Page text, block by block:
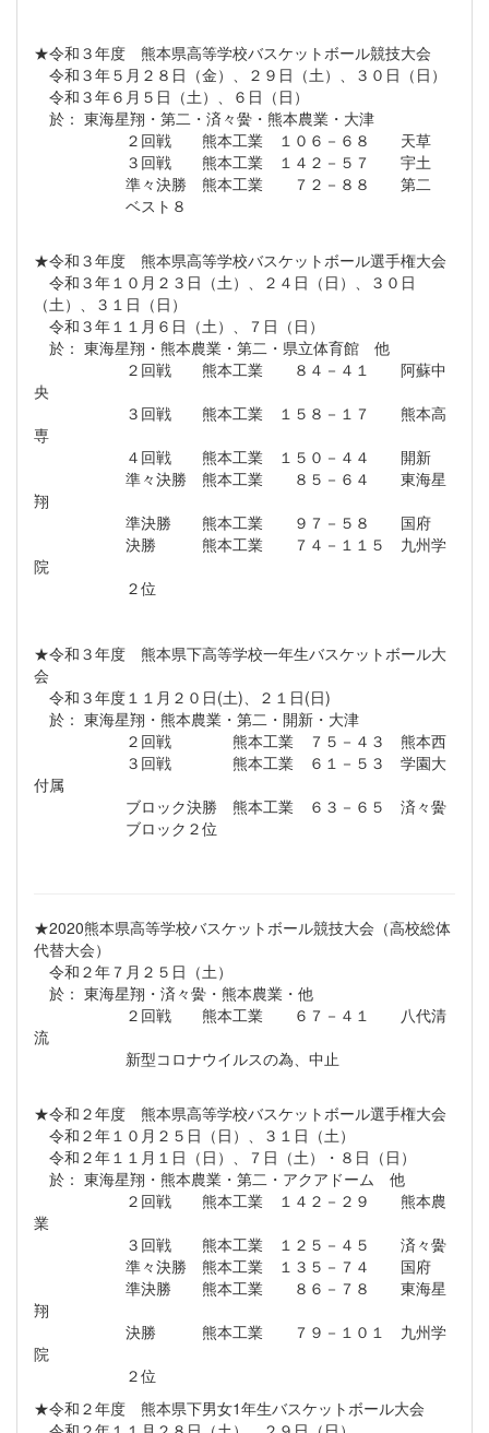
★令和３年度 熊本県高等学校バスケットボール競技大会
令和３年５月２８日（金）、２９日（土）、３０日（日）
令和３年６月５日（土）、６日（日）
於： 東海星翔・第二・済々黌・熊本農業・大津
２回戦 熊本工業 １０６－６８ 天草
３回戦 熊本工業 １４２－５７ 宇土
準々決勝 熊本工業 ７２－８８ 第二
ベスト８
★令和３年度 熊本県高等学校バスケットボール選手権大会
令和３年１０月２３日（土）、２４日（日）、３０日
（土）、３１日（日）
令和３年１１月６日（土）、７日（日）
於： 東海星翔・熊本農業・第二・県立体育館 他
２回戦 熊本工業 ８４－４１ 阿蘇中
央
３回戦 熊本工業 １５８－１７ 熊本高
専
４回戦 熊本工業 １５０－４４ 開新
準々決勝 熊本工業 ８５－６４ 東海星
翔
準決勝 熊本工業 ９７－５８ 国府
決勝 熊本工業 ７４－１１５ 九州学
院
２位
★令和３年度 熊本県下高等学校一年生バスケットボール大
会
令和３年度１１月２０日(土)、２１日(日)
於： 東海星翔・熊本農業・第二・開新・大津
２回戦 熊本工業 ７５－４３ 熊本西
３回戦 熊本工業 ６１－５３ 学園大
付属
ブロック決勝 熊本工業 ６３－６５ 済々黌
ブロック２位
★2020熊本県高等学校バスケットボール競技大会（高校総体
代替大会）
令和２年７月２５日（土）
於： 東海星翔・済々黌・熊本農業・他
２回戦 熊本工業 ６７－４１ 八代清
流
新型コロナウイルスの為、中止
★令和２年度 熊本県高等学校バスケットボール選手権大会
令和２年１０月２５日（日）、３１日（土）
令和２年１１月１日（日）、７日（土）・８日（日）
於： 東海星翔・熊本農業・第二・アクアドーム 他
２回戦 熊本工業 １４２－２９ 熊本農
業
３回戦 熊本工業 １２５－４５ 済々黌
準々決勝 熊本工業 １３５－７４ 国府
準決勝 熊本工業 ８６－７８ 東海星
翔
決勝 熊本工業 ７９－１０１ 九州学
院
２位
★令和２年度 熊本県下男女1年生バスケットボール大会